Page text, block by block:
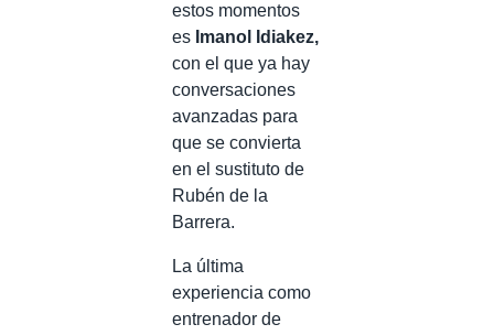
estos momentos
es Imanol Idiakez,
con el que ya hay
conversaciones
avanzadas para
que se convierta
en el sustituto de
Rubén de la
Barrera.
La última
experiencia como
entrenador de